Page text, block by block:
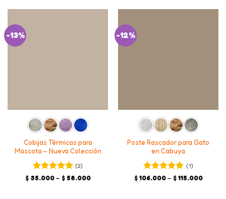
-13%
Cobijas Térmicas para
Mascota – Nueva Colección
Valorado en
(2)
$35.000 – $58.000Price
-12%
Poste Rascador para Gato
en Cabuya
Valorado en
(1)
$106.000 – $115.000Price